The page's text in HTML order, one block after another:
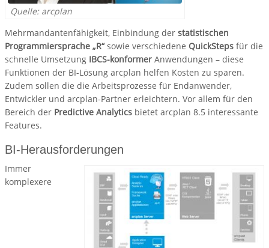
Quelle: arcplan
Mehrmandantenfähigkeit, Einbindung der statistischen
Programmiersprache „R“sowie verschiedene QuickSteps für die
schnelle Umsetzung IBCS-konformer Anwendungen – diese
Funktionen der BI-Lösung arcplan helfen Kosten zu sparen.
Zudem sollen die die Arbeitsprozesse für Endanwender,
Entwickler und arcplan-Partner erleichtern. Vor allem für den
Bereich der Predictive Analytics bietet arcplan 8.5 interessante
Features.
BI-Herausforderungen
Immer
komplexere